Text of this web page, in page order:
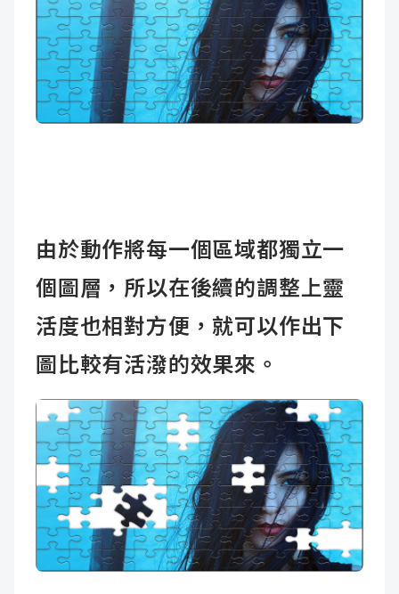
由於動作將每一個區域都獨立一
個圖層，所以在後續的調整上靈
活度也相對方便，就可以作出下
圖比較有活潑的效果來。